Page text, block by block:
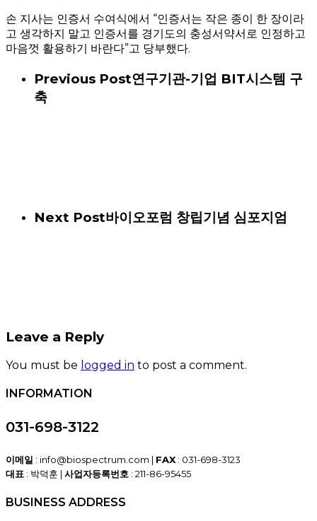
손 지사는 인증서 수여식에서 “인증서는 작은 종이 한 장이라
고 생각하지 말고 인증서를 경기도의 충성서약서로 인정하고
마음껏 활용하기 바란다”고 당부했다.
Previous Post연구기관-기업 BIT시스템 구
축
Next Post바이오포럼 창립기념 심포지엄
Leave a Reply
You must be logged in to post a comment.
INFORMATION
031-698-3122
이메일 : info@biospectrum.com | FAX : 031-698-3123
대표 : 박덕훈 | 사업자등록번호 : 211-86-95455
BUSINESS ADDRESS